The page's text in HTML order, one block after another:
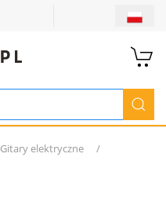
Gitary elektryczne